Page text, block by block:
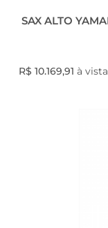
SAX ALTO
R$ 10.169,91 à